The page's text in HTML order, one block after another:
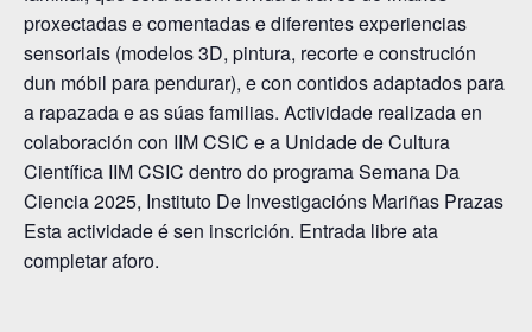
proxectadas e comentadas e diferentes experiencias
sensoriais (modelos 3D, pintura, recorte e construción
dun móbil para pendurar), e con contidos adaptados para
a rapazada e as súas familias. Actividade realizada en
colaboración con IIM CSIC e a Unidade de Cultura
Científica IIM CSIC dentro do programa Semana Da
Ciencia 2025, Instituto De Investigacións Mariñas Prazas
Esta actividade é sen inscrición. Entrada libre ata
completar aforo.